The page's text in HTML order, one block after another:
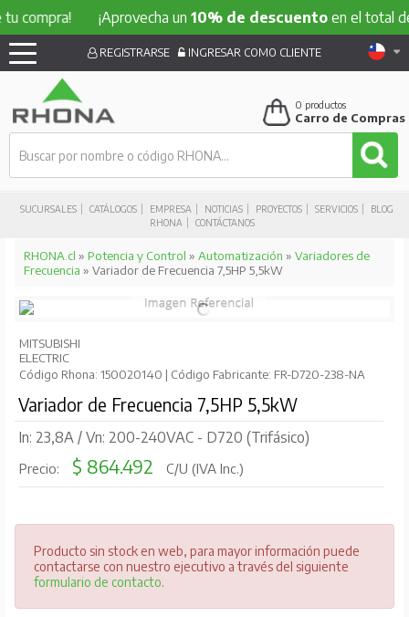
¡Aprovecha un10% de descuentoen el total de tu
SUCURSALES CATÁLOGOS EMPRESA NOTICIAS PROYECTOS SERVICIOS
BLOG
RHONA
CONTÁCTANOS
REGISTRARSE INGRESAR COMO CLIENTE
0 productos
Carro de Compras
RHONA.cl » Potencia y Control » Automatización » Variadores de
Frecuencia » Variador de Frecuencia 7,5HP 5,5kW
MITSUBISHI
ELECTRIC
Código Rhona: 150020140 | Código Fabricante: FR-D720-238-NA
Variador de Frecuencia 7,5HP 5,5kW
In: 23,8A / Vn: 200-240VAC - D720 (Trifásico)
Precio: $ 864.492 C/U (IVA Inc.)
Producto sin stock en web, para mayor información puede
contactarse con nuestro ejecutivo a través del siguiente
formulario de contacto.